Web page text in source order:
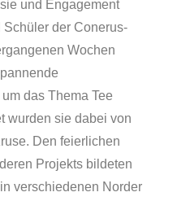
und Engagement
der Conerus-
Wochen
das Thema Tee
wurden sie dabei von
Den feierlichen
Projekts bildeten
verschiedenen Norder